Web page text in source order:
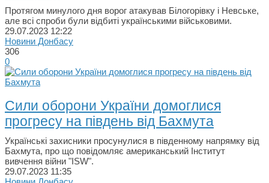
Протягом минулого дня ворог атакував Білогорівку і Невське,
але всі спроби були відбиті українськими військовими.
29.07.2023 12:22
Новини Донбасу
306
0
Сили оборони України домоглися
прогресу на південь від Бахмута
Українські захисники просунулися в південному напрямку від
Бахмута, про що повідомляє американський Інститут
вивчення війни "ISW".
29.07.2023 11:35